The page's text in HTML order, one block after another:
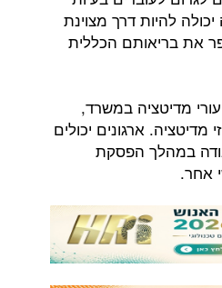
להיות דרך מצוינת
את בריאותם הכללית
מדיטציה במשרד,
מדיטציה. ארגונים יכולים
במהלך הפסקת
אחר.